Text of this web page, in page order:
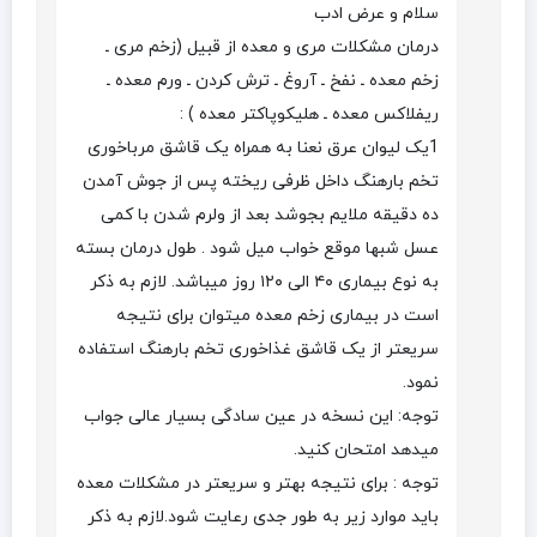
سلام و عرض ادب
درمان مشکلات مری و معده از قبیل (زخم مری ـ
زخم معده ـ نفخ ـ آروغ ـ ترش کردن ـ ورم معده ـ
ریفلاکس معده ـ هلیکوپاکتر معده ) :
1یک لیوان عرق نعنا به همراه یک قاشق مرباخوری
تخم بارهنگ داخل ظرفی ریخته پس از جوش آمدن
ده دقیقه ملایم بجوشد بعد از ولرم شدن با کمی
عسل شبها موقع خواب میل شود . طول درمان بسته
به نوع بیماری ۴۰ الی ۱۲۰ روز میباشد. لازم به ذکر
است در بیماری زخم معده میتوان برای نتیجه
سریعتر از یک قاشق غذاخوری تخم بارهنگ استفاده
نمود.
توجه: این نسخه در عین سادگی بسیار عالی جواب
میدهد امتحان کنید.
توجه : برای نتیجه بهتر و سریعتر در مشکلات معده
باید موارد زیر به طور جدی رعایت شود.لازم به ذکر